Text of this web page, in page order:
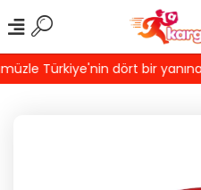
Türkiye'nin dört bir